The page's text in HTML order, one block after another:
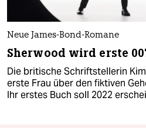
Neue James-Bond-Romane
Sherwood wird erste
Die britische Schriftstellerin
erste Frau über den fiktiven
Ihr erstes Buch soll 2022